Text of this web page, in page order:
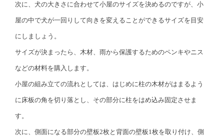
次に、犬の大きさに合わせて小屋のサイズを決めるのですが、小
屋の中で犬が一回りして向きを変えることができるサイズを目安
にしましょう。
サイズが決まったら、木材、雨から保護するためのペンキやニス
などの材料を購入します。
小屋の組み立ての流れとしては、はじめに柱の木材がはまるよう
に床板の角を切り落とし、その部分に柱をはめ込み固定させま
す。
次に、側面になる部分の壁板2枚と背面の壁板1枚を取り付け、側